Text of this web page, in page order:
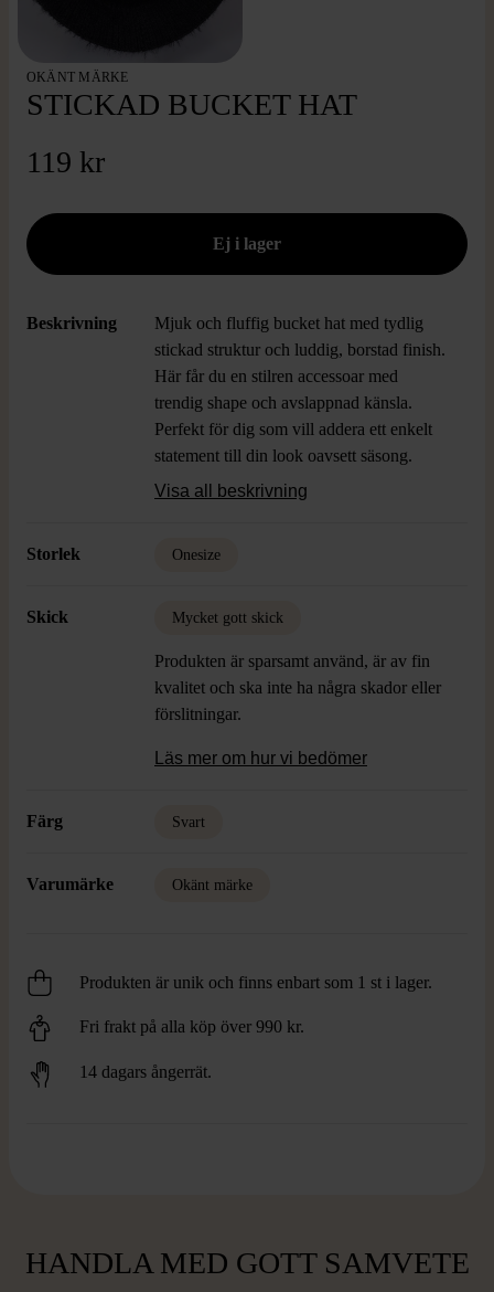
OKÄNT MÄRKE
STICKAD BUCKET HAT
119 kr
Beskrivning
Mjuk och fluffig bucket hat med tydlig
stickad struktur och luddig, borstad finish.
Här får du en stilren accessoar med
trendig shape och avslappnad känsla.
Perfekt för dig som vill addera ett enkelt
statement till din look oavsett säsong.
Passar de flesta huvudstorlekar tack vare
Visa all beskrivning
Storlek Onesize
Skick Mycket gott skick
Produkten är sparsamt använd, är av fin
kvalitet och ska inte ha några skador eller
förslitningar.
Läs mer om hur vi bedömer
Färg Svart
Varumärke Okänt märke
Produkten är unik och finns enbart som 1 st i lager.
Fri frakt på alla köp över 990 kr.
14 dagars ångerrät.
HANDLA MED GOTT SAMVETE